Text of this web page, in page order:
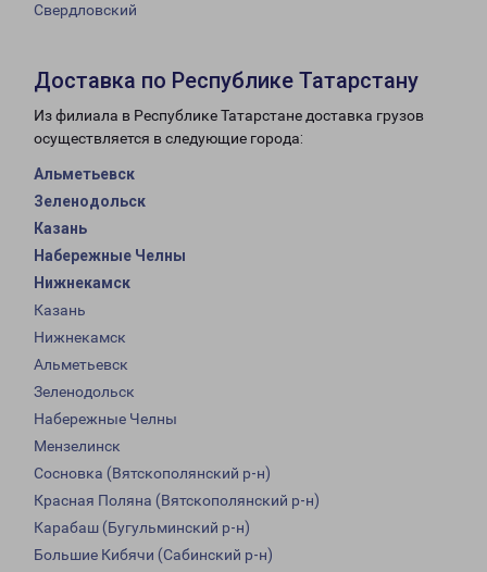
Свердловский
Доставка по Республике Татарстану
Из филиала в Республике Татарстане доставка грузов
осуществляется в следующие города:
Альметьевск
Зеленодольск
Казань
Набережные Челны
Нижнекамск
Казань
Нижнекамск
Альметьевск
Зеленодольск
Набережные Челны
Мензелинск
Сосновка (Вятскополянский р-н)
Красная Поляна (Вятскополянский р-н)
Карабаш (Бугульминский р-н)
Большие Кибячи (Сабинский р-н)